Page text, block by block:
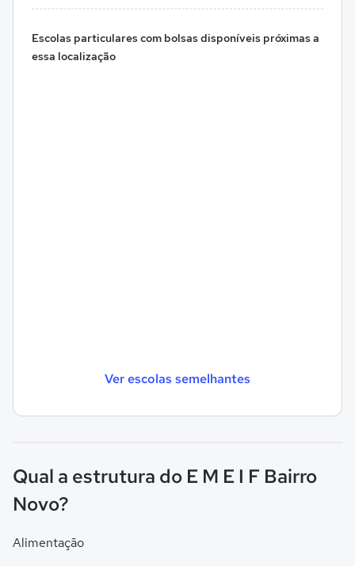
Escolas particulares com bolsas disponíveis próximas a
essa localização
Ver escolas semelhantes
Qual a estrutura do E M E I F Bairro
Novo?
Alimentação